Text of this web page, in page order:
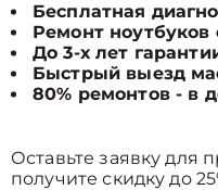
Бесплатная
Ремонт ноутбуков
До 3-х лет
Быстрый выезд
80% ремонтов - в
Оставьте заявку для
получите скидку до